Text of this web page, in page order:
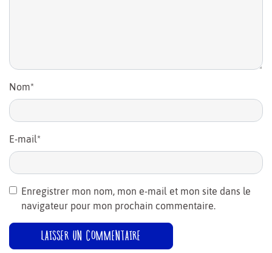
Nom*
E-mail *
Enregistrer mon nom, mon e-mail et mon site dans le
navigateur pour mon prochain commentaire.